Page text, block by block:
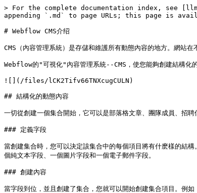
> For the complete documentation index, see
appending `.md` to page URLs; this page is
# Webflow CMS介绍
CMS（內容管理系統）是存儲和維護所有動態內容的地方。網站
Webflow的"可視化"內容管理系統--CMS，使您能夠創建結構化
![](/files/lCK2Tifv66TNXcugCULN)
## 結構化的動態內容
一切從創建一個集合開始，它可以是部落格文章、團隊成員、招聘
### 定義字段
當創建集合時，您可以決定該集合中的每個項目將有什麽樣的結
個純文本字段、一個圖片字段和一個電子郵件字段。
### 創建內容
當字段到位，並且創建了集合，您就可以開始創建集合項目。例